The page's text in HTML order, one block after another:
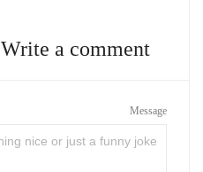
Write a comment:
Message